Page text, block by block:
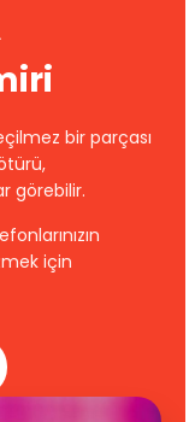
bir parçası
görebilir.
için